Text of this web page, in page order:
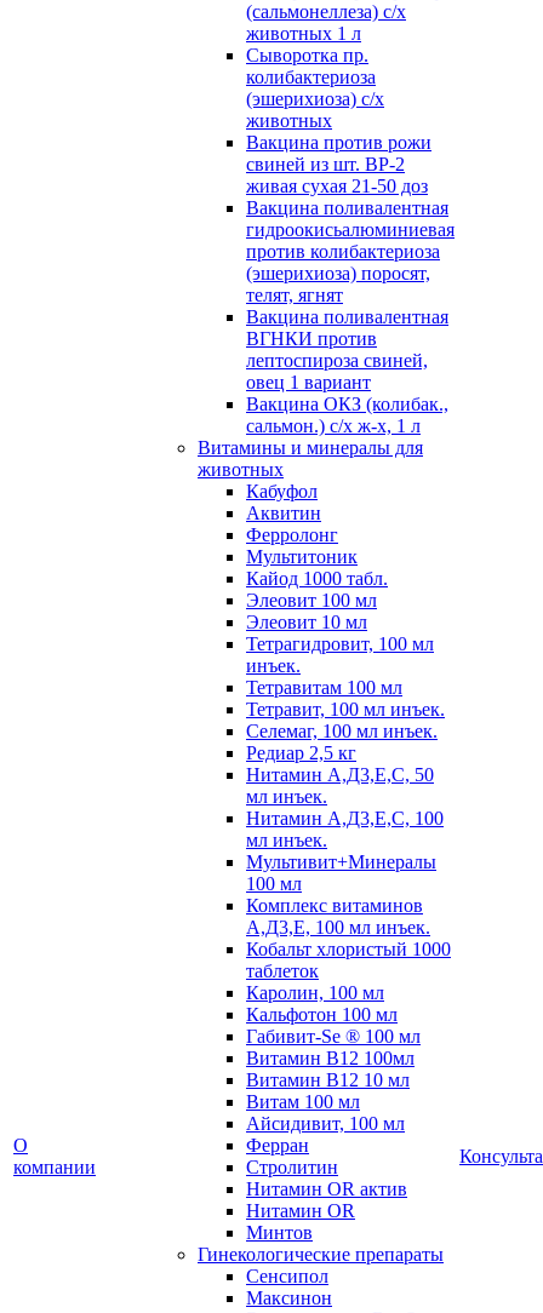
О
компании
(сальмонеллеза) с/х
животных 1 л
Сыворотка пр.
колибактериоза
(эшерихиоза) с/х
животных
Вакцина против рожи
свиней из шт. ВР-2
живая сухая 21-50 доз
Вакцина поливалентная
гидроокисьалюминиевая
против колибактериоза
(эшерихиоза) поросят,
телят, ягнят
Вакцина поливалентная
ВГНКИ против
лептоспироза свиней,
овец 1 вариант
Вакцина ОКЗ (колибак.,
сальмон.) с/х ж-х, 1 л
Витамины и минералы для
животных
Кабуфол
Аквитин
Ферролонг
Мультитоник
Кайод 1000 табл.
Элеовит 100 мл
Элеовит 10 мл
Тетрагидровит, 100 мл
инъек.
Тетравитам 100 мл
Тетравит, 100 мл инъек.
Селемаг, 100 мл инъек.
Редиар 2,5 кг
Нитамин А,Д3,Е,С, 50
мл инъек.
Нитамин А,Д3,Е,С, 100
мл инъек.
Мультивит+Минералы
100 мл
Комплекс витаминов
А,Д3,Е, 100 мл инъек.
Кобальт хлористый 1000
таблеток
Каролин, 100 мл
Кальфотон 100 мл
Габивит-Se ® 100 мл
Витамин В12 100мл
Витамин В12 10 мл
Витам 100 мл
Айсидивит, 100 мл
Ферран
Стролитин
Нитамин OR актив
Нитамин OR
Минтов
Гинекологические препараты
Сенсипол
Максинон